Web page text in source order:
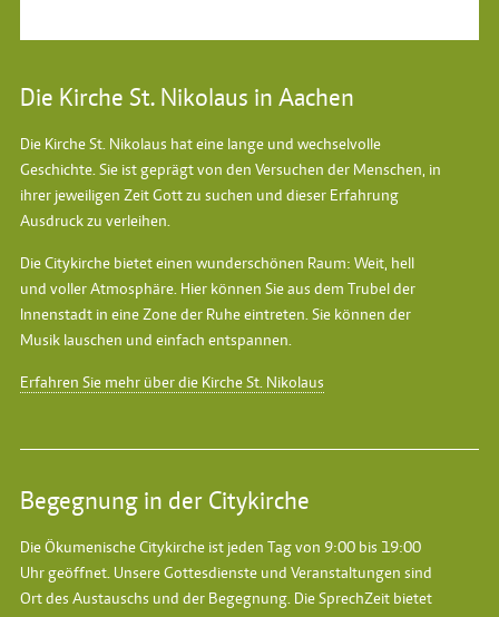
Die Kirche St. Nikolaus in Aachen
Die Kirche St. Nikolaus hat eine lange und wechselvolle
Geschichte. Sie ist geprägt von den Versuchen der Menschen, in
ihrer jeweiligen Zeit Gott zu suchen und dieser Erfahrung
Ausdruck zu verleihen.
Die Citykirche bietet einen wunderschönen Raum: Weit, hell
und voller Atmosphäre. Hier können Sie aus dem Trubel der
Innenstadt in eine Zone der Ruhe eintreten. Sie können der
Musik lauschen und einfach entspannen.
Erfahren Sie mehr über die Kirche St. Nikolaus
Begegnung in der Citykirche
Die Ökumenische Citykirche ist jeden Tag von 9:00 bis 19:00
Uhr geöffnet. Unsere Gottesdienste und Veranstaltungen sind
Ort des Austauschs und der Begegnung. Die SprechZeit bietet